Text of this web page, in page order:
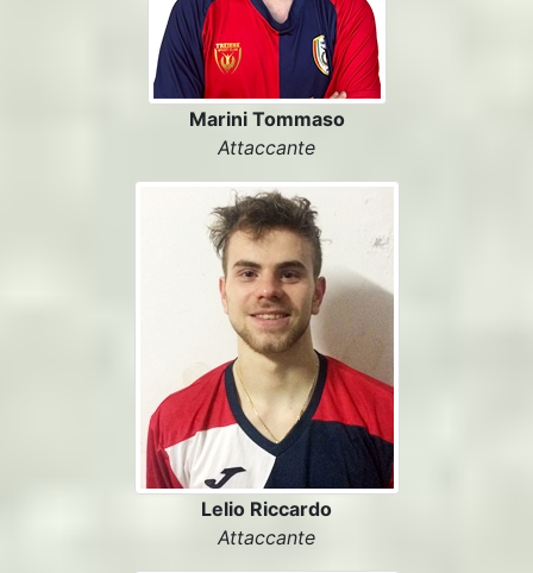
Marini Tommaso
Attaccante
Lelio Riccardo
Attaccante